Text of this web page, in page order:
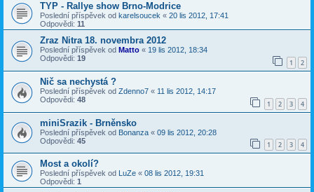
TYP - Rallye show Brno-Modrice
Poslední příspěvek od karelsoucek « 20 lis 2012, 17:41
Odpovědi: 11
Zraz Nitra 18. novembra 2012
Poslední příspěvek od Matto « 19 lis 2012, 18:34
Odpovědi: 19 1 2
Nič sa nechystá ?
Poslední příspěvek od Zdenno7 « 11 lis 2012, 14:17
Odpovědi: 48 1 2 3 4
miniSrazik - Brněnsko
Poslední příspěvek od Bonanza « 09 lis 2012, 20:28
Odpovědi: 45 1 2 3 4
Most a okolí?
Poslední příspěvek od LuZe « 08 lis 2012, 19:31
Odpovědi: 1